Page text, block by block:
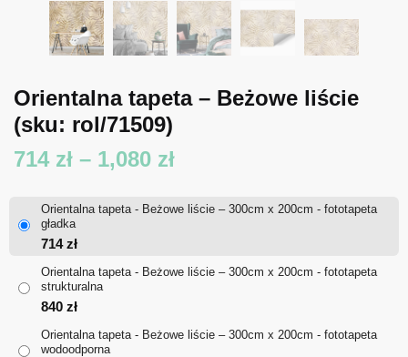
Orientalna tapeta – Beżowe liście
(sku: rol/71509)
714 zł – 1,080 złZakres
714 zł
1,080 zł
Orientalna tapeta - Beżowe liście – 300cm x 200cm - fototapeta
gładka
714zł
Orientalna tapeta - Beżowe liście – 300cm x 200cm - fototapeta
strukturalna
840 zł
Orientalna tapeta - Beżowe liście – 300cm x 200cm - fototapeta
wodoodporna